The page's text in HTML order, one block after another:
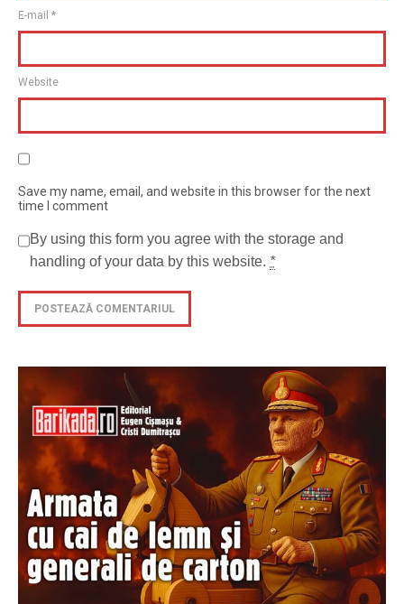
E-mail *
Website
Save my name, email, and website in this browser for the next
time I comment
By using this form you agree with the storage and
handling of your data by this website. *